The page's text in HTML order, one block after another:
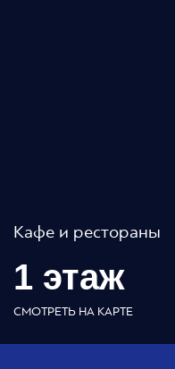
Кафе и рестораны
1 этаж
СМОТРЕТЬ НА КАРТЕ